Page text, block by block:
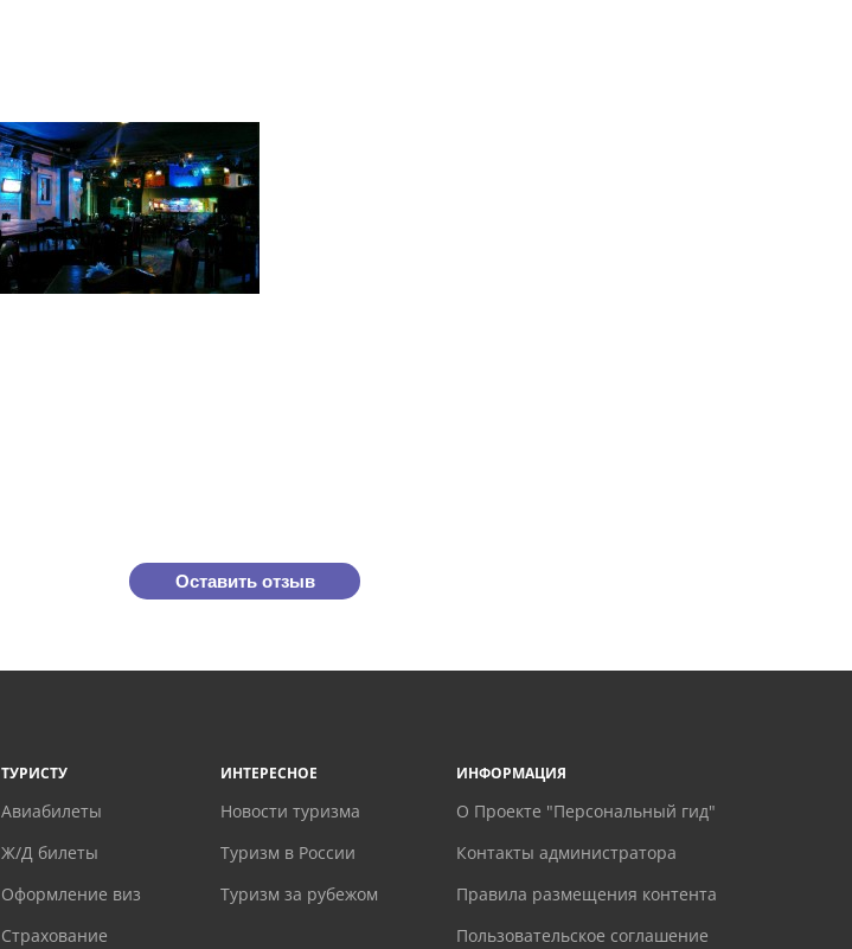
Оставить отзыв
ТУРИСТУ
Авиабилеты
Ж/Д билеты
Оформление виз
Страхование
ИНТЕРЕСНОЕ
Новости туризма
Туризм в России
Туризм за рубежом
ИНФОРМАЦИЯ
О Проекте "Персональный гид"
Контакты администратора
Правила размещения контента
Пользовательское соглашение